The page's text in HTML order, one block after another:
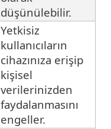
düşünülebilir.
Yetkisiz
kullanıcıların
cihazınıza erişip
kişisel
verilerinizden
faydalanmasını
engeller.